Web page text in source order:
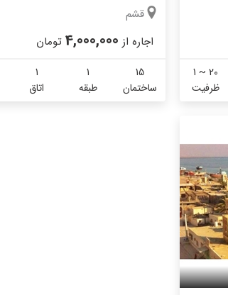
1 ~ 20
ظرفیت
قشم
اجاره از 4,000,000 تومان
15
ساختمان
1
طبقه
1
اتاق